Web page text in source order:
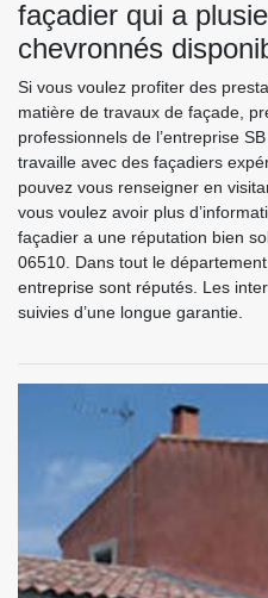
façadier qui a
chevronnés
Si vous voulez profiter des
matière de travaux de façade,
professionnels de l’entreprise
travaille avec des façadiers
pouvez vous renseigner en
vous voulez avoir plus
façadier a une réputation bien
06510. Dans tout le
entreprise sont réputés. Les
suivies d’une longue garantie.